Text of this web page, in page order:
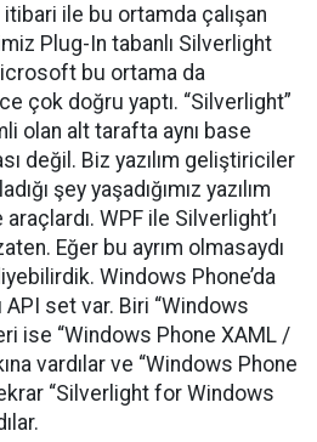
itibari ile bu ortamda çalışan
Plug-In tabanlı Silverlight
bu ortama da
çok doğru yaptı. “Silverlight”
olan alt tarafta aynı base
değil. Biz yazılım geliştiriciler
şey yaşadığımız yazılım
WPF ile Silverlight’ı
Eğer bu ayrım olmasaydı
Windows Phone’da
set var. Biri “Windows
ise “Windows Phone XAML /
vardılar ve “Windows Phone
“Silverlight for Windows